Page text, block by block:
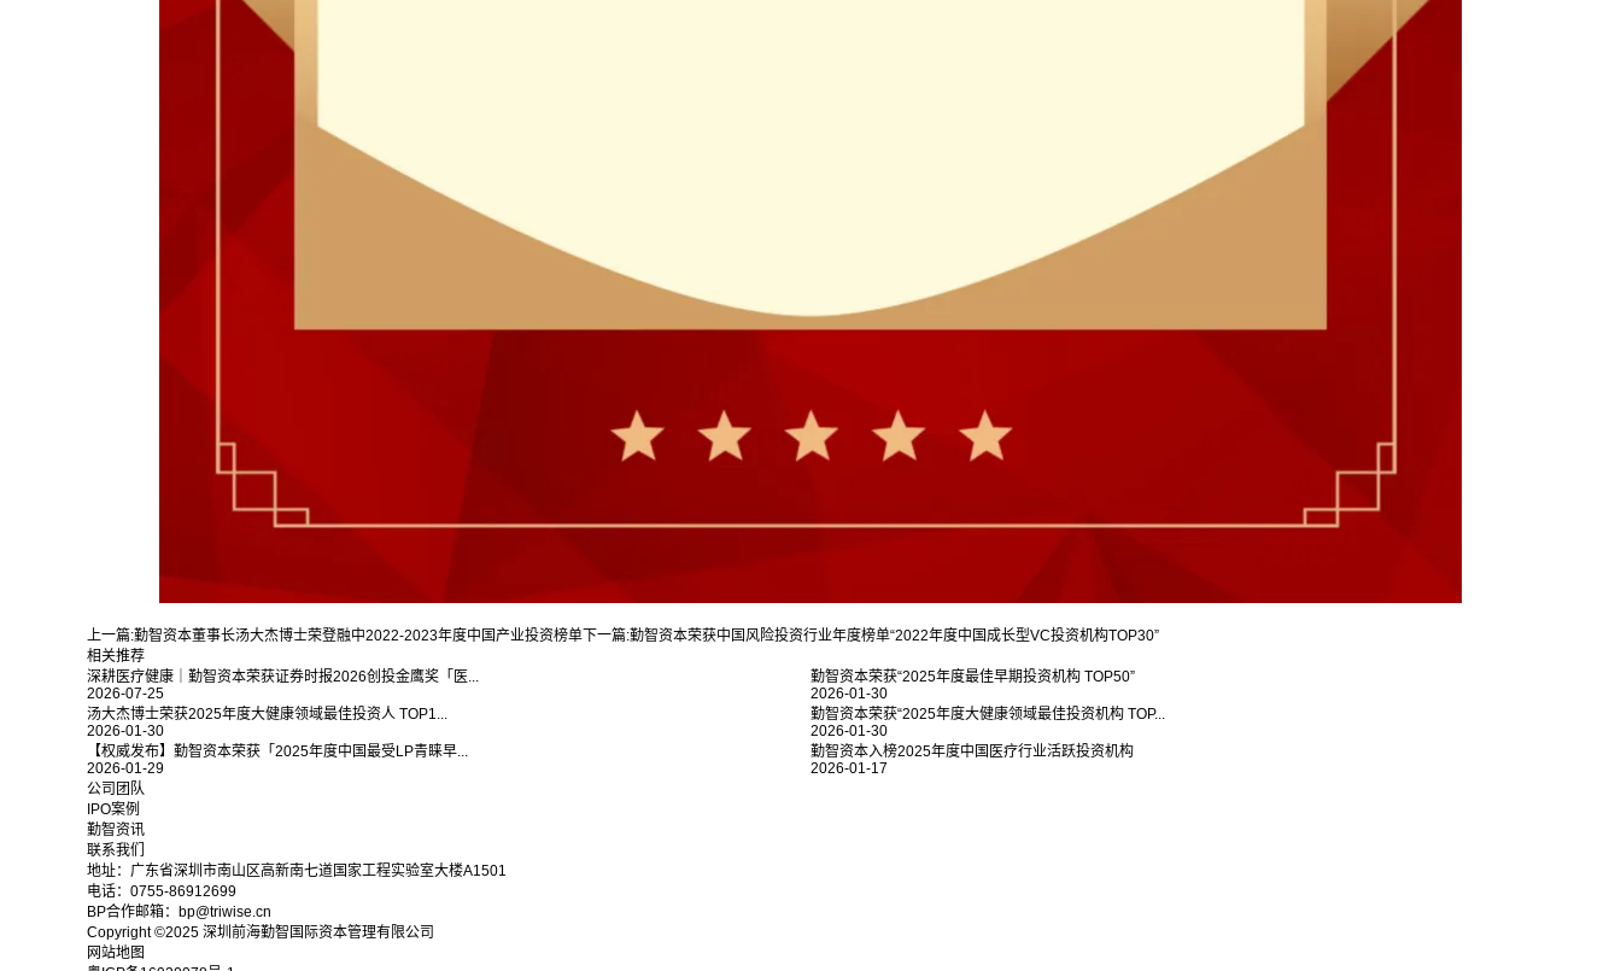
上一篇:勤智资本董事长汤大杰博士荣登融中2022-2023年度中国产业投资榜单下一篇:勤智资本荣获中国风险投资行业年度榜单“2022年度中国成长型VC投资机构TOP30”
相关推荐
深耕医疗健康｜勤智资本荣获证券时报2026创投金鹰奖「医...
2026-07-25
勤智资本荣获“2025年度最佳早期投资机构 TOP50”
2026-01-30
汤大杰博士荣获2025年度大健康领域最佳投资人 TOP1...
2026-01-30
勤智资本荣获“2025年度大健康领域最佳投资机构 TOP...
2026-01-30
【权威发布】勤智资本荣获「2025年度中国最受LP青睐早...
2026-01-29
勤智资本入榜2025年度中国医疗行业活跃投资机构
2026-01-17
公司团队
IPO案例
勤智资讯
联系我们
地址：广东省深圳市南山区高新南七道国家工程实验室大楼A1501
电话：0755-86912699
BP合作邮箱：bp@triwise.cn
Copyright ©2025 深圳前海勤智国际资本管理有限公司
网站地图